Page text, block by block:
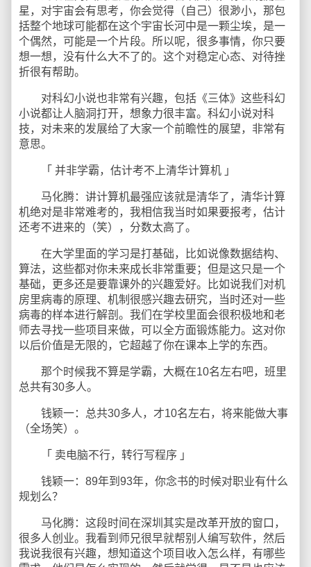
星，对宇宙会有思考，你会觉得（自己）很渺小，那包
括整个地球可能都在这个宇宙长河中是一颗尘埃，是一
个偶然，可能是一个片段。所以呢，很多事情，你只要
想一想，没有什么大不了的。这个对稳定心态、对待挫
折很有帮助。
对科幻小说也非常有兴趣，包括《三体》这些科幻
小说都让人脑洞打开，想象力很丰富。科幻小说对科
技，对未来的发展给了大家一个前瞻性的展望，非常有
意思。
「 并非学霸，估计考不上清华计算机 」
马化腾：讲计算机最强应该就是清华了，清华计算
机绝对是非常难考的，我相信我当时如果要报考，估计
还考不进来的（笑），分数太高了。
在大学里面的学习是打基础，比如说像数据结构、
算法，这些都对你未来成长非常重要；但是这只是一个
基础，更多还是要靠课外的兴趣爱好。比如说我们对机
房里病毒的原理、机制很感兴趣去研究，当时还对一些
病毒的样本进行解剖。我们在学校里面会很积极地和老
师去寻找一些项目来做，可以全方面锻炼能力。这对你
以后价值是无限的，它超越了你在课本上学的东西。
那个时候我不算是学霸，大概在10名左右吧，班里
总共有30多人。
钱颖一：总共30多人，才10名左右，将来能做大事
（全场笑）。
「 卖电脑不行，转行写程序 」
钱颖一：89年到93年，你念书的时候对职业有什么
规划么？
马化腾：这段时间在深圳其实是改革开放的窗口，
很多人创业。我看到师兄很早就帮别人编写软件，然后
我说我很有兴趣，想知道这个项目收入怎么样，有哪些